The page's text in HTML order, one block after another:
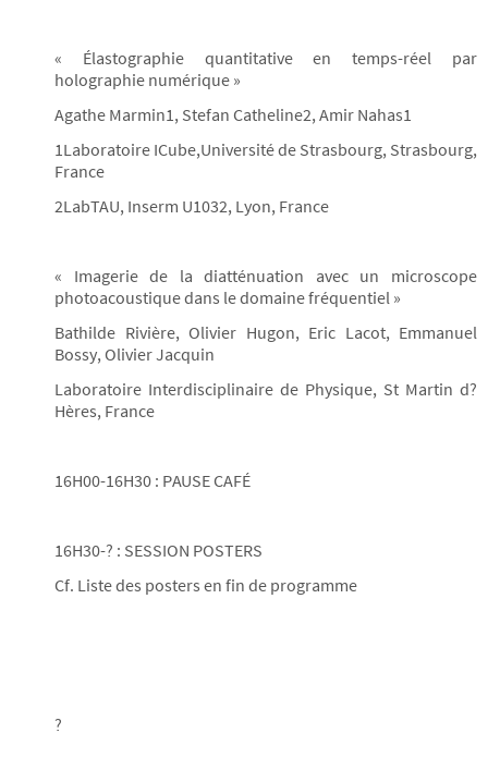
« Élastographie quantitative en temps-réel par
holographie numérique »
Agathe Marmin1, Stefan Catheline2, Amir Nahas1
1Laboratoire ICube,Université de Strasbourg, Strasbourg,
France
2LabTAU, Inserm U1032, Lyon, France
« Imagerie de la diatténuation avec un microscope
photoacoustique dans le domaine fréquentiel »
Bathilde Rivière, Olivier Hugon, Eric Lacot, Emmanuel
Bossy, Olivier Jacquin
Laboratoire Interdisciplinaire de Physique, St Martin d?
Hères, France
16H00-16H30 : PAUSE CAFÉ
16H30-? : SESSION POSTERS
Cf. Liste des posters en fin de programme
?